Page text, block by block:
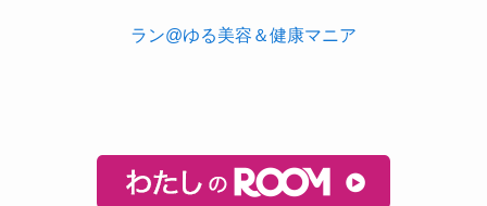
ラン@ゆる美容＆健康マニア